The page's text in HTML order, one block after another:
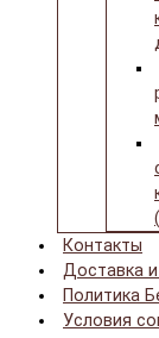
Контакты
Доставка
Политика
Условия